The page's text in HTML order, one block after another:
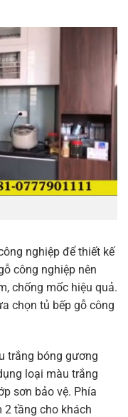
nghiệp để thiết kế
công nghiệp nên
chống mốc hiệu quả.
chọn tủ bếp gỗ công
trắng bóng gương
loại màu trắng
sơn bảo vệ. Phía
2 tầng cho khách